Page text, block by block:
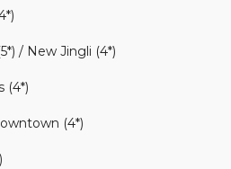
/ New Jingli (4*)
(4*)
(4*)